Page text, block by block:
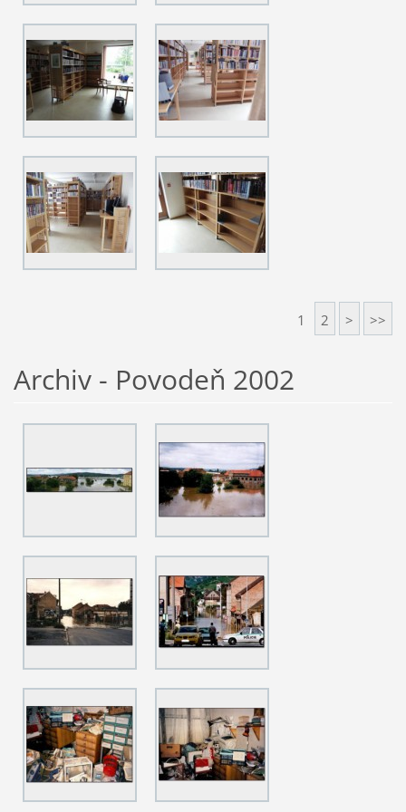
1 2 > >>
Archiv - Povodeň 2002